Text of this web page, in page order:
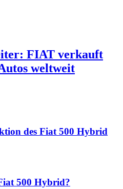
FIAT verkauft
weltweit
des Fiat 500 Hybrid
500 Hybrid?